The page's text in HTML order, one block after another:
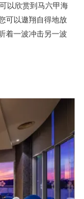
以欣赏到马六甲海
可以遨翔自得地放
着一波冲击另一波